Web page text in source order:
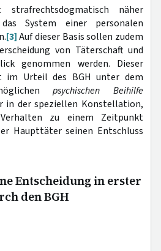
strafrechtsdogmatisch näher
System einer personalen
[3]Auf dieser Basis sollen zudem
von Täterschaft und
genommen werden. Dieser
im Urteil des BGH unter dem
psychischen Beihilfe
in der speziellen Konstellation,
zu einem Zeitpunkt
Haupttäter seinen Entschluss
Entscheidung in erster
den BGH